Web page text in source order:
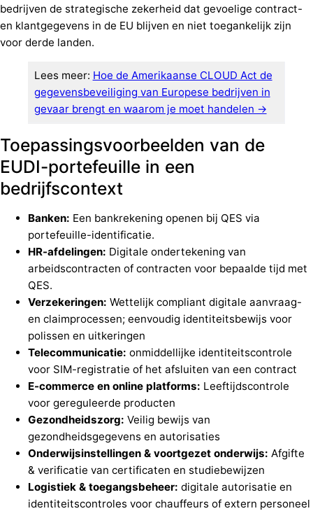
bedrijven de strategische zekerheid dat gevoelige contract-
en klantgegevens in de EU blijven en niet toegankelijk zijn
voor derde landen.
Lees meer: Hoe de Amerikaanse CLOUD Act de
gegevensbeveiliging van Europese bedrijven in
gevaar brengt en waarom je moet handelen →
Toepassingsvoorbeelden van de
EUDI-portefeuille in een
bedrijfscontext
Banken: Een bankrekening openen bij QES via
portefeuille-identificatie.
HR-afdelingen: Digitale ondertekening van
arbeidscontracten of contracten voor bepaalde tijd met
QES.
Verzekeringen: Wettelijk compliant digitale aanvraag-
en claimprocessen; eenvoudig identiteitsbewijs voor
polissen en uitkeringen
Telecommunicatie: onmiddellijke identiteitscontrole
voor SIM-registratie of het afsluiten van een contract
E-commerce en online platforms: Leeftijdscontrole
voor gereguleerde producten
Gezondheidszorg: Veilig bewijs van
gezondheidsgegevens en autorisaties
Onderwijsinstellingen & voortgezet onderwijs: Afgifte
& verificatie van certificaten en studiebewijzen
Logistiek & toegangsbeheer: digitale autorisatie en
identiteitscontroles voor chauffeurs of extern personeel